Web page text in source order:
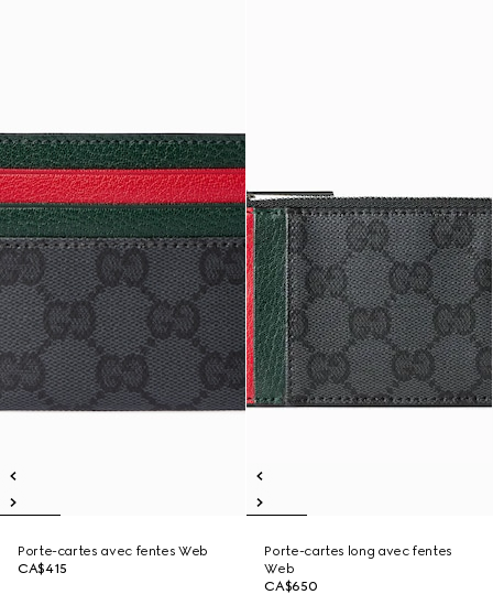
Porte-cartes avec fentes Web
CA$415
Porte-cartes long avec fentes
Web
CA$650